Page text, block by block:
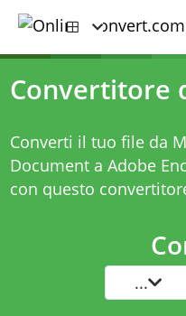
Convertitore
Converti il tuo file da
Document a Adobe
con questo
...